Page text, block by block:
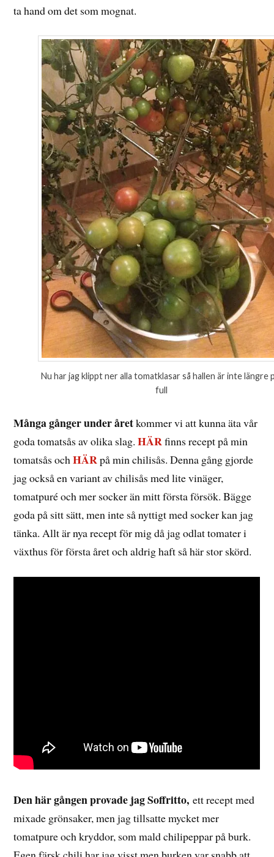
ta hand om det som mognat.
Nu har jag klippt ner alla tomatklasar så hallen är inte längre
full
Många gånger under åretkommer vi att kunna äta vår
goda tomatsås av olika slag.HÄRfinns recept på min
tomatsås ochHÄRpå min chilisås. Denna gång gjorde
jag också en variant av chilisås med lite vinäger,
tomatpuré och mer socker än mitt första försök. Bägge
goda på sitt sätt, men inte så nyttigt med socker kan jag
tänka. Allt är nya recept för mig då jag odlat tomater i
växthus för första året och aldrig haft så här stor skörd.
Den här gången provade jagSoffritto,ett recept med
mixade grönsaker, men jag tillsatte mycket mer
tomatpure och kryddor, som mald chilipeppar på burk.